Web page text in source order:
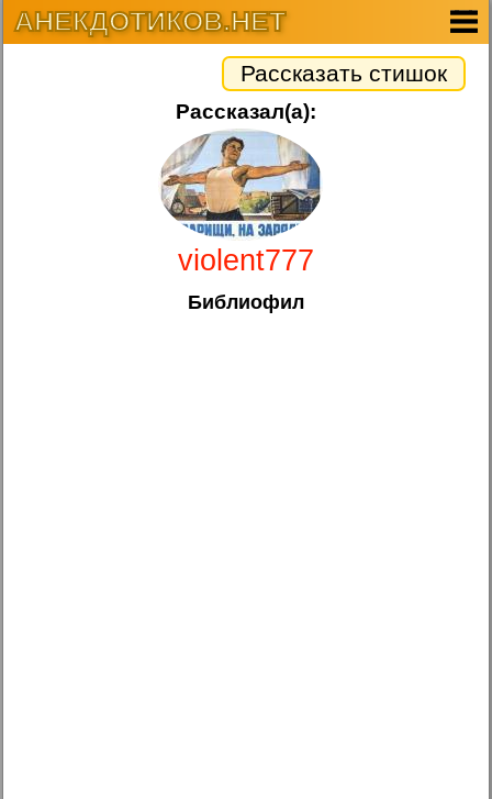
АНЕКДОТИКОВ.НЕТ
Рассказать стишок
Рассказал(а):
violent777
Библиофил